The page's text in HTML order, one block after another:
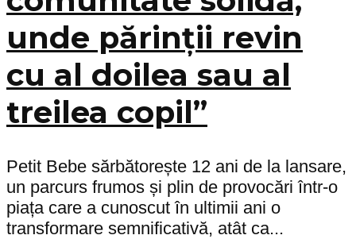
unde părinții revin
cu al doilea sau al
treilea copil”
Petit Bebe sărbătorește 12 ani de la lansare,
un parcurs frumos și plin de provocări într-o
piața care a cunoscut în ultimii ani o
transformare semnificativă, atât ca...